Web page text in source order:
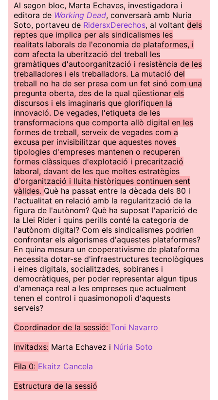
Al segon bloc, Marta Echaves, investigadora i
editora de Working Dead, conversarà amb Nuria
Soto, portaveu de RidersxDerechos, al voltant dels
reptes que implica per als sindicalismes les
realitats laborals de l'economia de plataformes, i
com afecta la uberització del treball les
gramàtiques d'autoorganització i resistència de les
treballadores i els treballadors. La mutació del
treball no ha de ser presa com un fet sinó com una
pregunta oberta, des de la qual qüestionar els
discursos i els imaginaris que glorifiquen la
innovació. De vegades, l'etiqueta de les
transformacions que comporta allò digital en les
formes de treball, serveix de vegades com a
excusa per invisibilitzar que aquestes noves
tipologies d'empreses mantenen o recuperen
formes clàssiques d'explotació i precarització
laboral, davant de les que moltes estratègies
d'organització i lluita històriques continuen sent
vàlides. Què ha passat entre la dècada dels 80 i
l'actualitat en relació amb la regularització de la
figura de l'autònom? Què ha suposat l'aparició de
la Llei Rider i quins perills conté la categoria de
l'autònom digital? Com els sindicalismes podrien
confrontar els algorismes d'aquestes plataformes?
En quina mesura un cooperativisme de plataforma
necessita dotar-se d'infraestructures tecnològiques
i eines digitals, socialitzades, sobiranes i
democràtiques, per poder representar algun tipus
d'amenaça real a les empreses que actualment
tenen el control i quasimonopoli d'aquests
serveis?
Coordinador de la sessió: Toni Navarro
Invitadxs: Marta Echavez i Núria Soto
Fila 0: Ekaitz Cancela
Estructura de la sessió